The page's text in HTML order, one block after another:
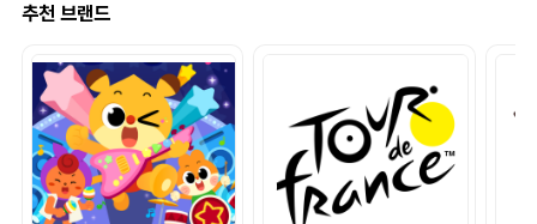
추천 브랜드